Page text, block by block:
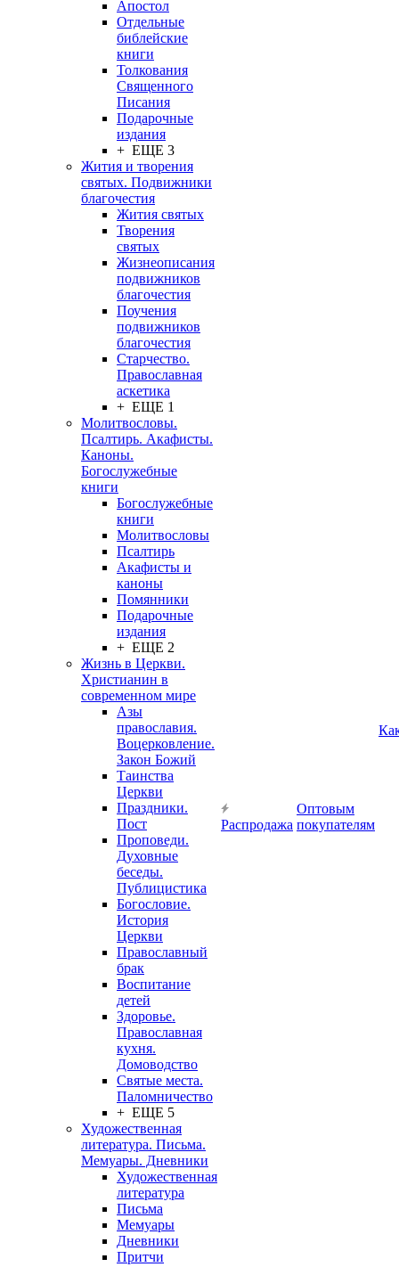
Апостол
Отдельные
библейские
книги
Толкования
Священного
Писания
Подарочные
издания
+ ЕЩЕ 3
Жития и творения
святых. Подвижники
благочестия
Жития святых
Творения
святых
Жизнеописания
подвижников
благочестия
Поучения
подвижников
благочестия
Старчество.
Православная
аскетика
+ ЕЩЕ 1
Молитвословы.
Псалтирь. Акафисты.
Каноны.
Богослужебные
книги
Богослужебные
книги
Молитвословы
Псалтирь
Акафисты и
каноны
Помянники
Подарочные
издания
+ ЕЩЕ 2
Жизнь в Церкви.
Христианин в
современном мире
Азы
православия.
Воцерковление.
Закон Божий
Таинства
Церкви
Праздники.
Пост
Проповеди.
Духовные
беседы.
Публицистика
Богословие.
История
Церкви
Православный
брак
Воспитание
детей
Здоровье.
Православная
кухня.
Домоводство
Святые места.
Паломничество
+ ЕЩЕ 5
Художественная
литература. Письма.
Мемуары. Дневники
Художественная
литература
Письма
Мемуары
Дневники
Притчи
Распродажа
Оптовым
покупателям